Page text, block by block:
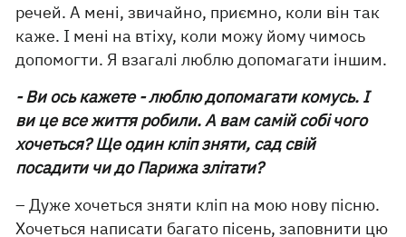
речей. А мені, звичайно, приємно, коли він так
каже. І мені на втіху, коли можу йому чимось
допомогти. Я взагалі люблю допомагати іншим.
- Ви ось кажете - люблю допомагати комусь. І
ви це все життя робили. А вам самій собі чого
хочеться? Ще один кліп зняти, сад свій
посадити чи до Парижа злітати?
– Дуже хочеться зняти кліп на мою нову пісню.
Хочеться написати багато пісень, заповнити цю